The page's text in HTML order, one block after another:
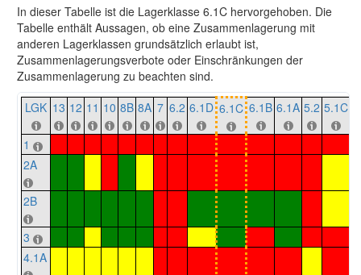
In dieser Tabelle ist die Lagerklasse 6.1C hervorgehoben. Die
Tabelle enthält Aussagen, ob eine Zusammenlagerung mit
anderen Lagerklassen grundsätzlich erlaubt ist,
Zusammenlagerungsverbote oder Einschränkungen der
Zusammenlagerung zu beachten sind.
LGK 13 12 11 10 8B 8A 7 6.2 6.1D 6.1C 6.1B 6.1A 5.2 5.1C
1
2A
2B
3
4.1A